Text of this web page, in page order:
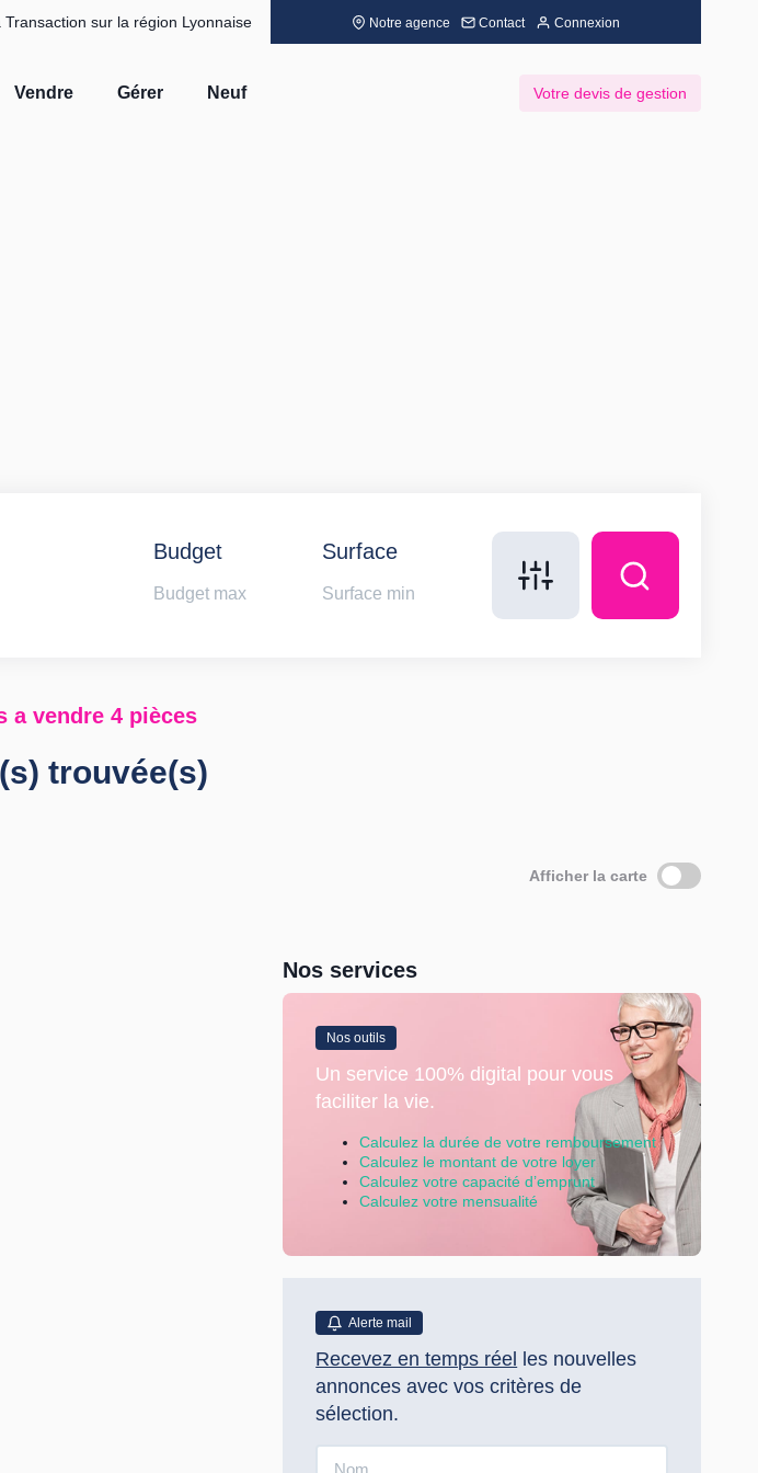
sur la région Lyonnaise Notre agence Contact Connexion
Vendre Gérer Neuf Votre devis de gestion
Budget Surface
a vendre 4 pièces
trouvée(s)
Afficher la carte
Nos services
Nos outils
Un service 100% digital pour vous
faciliter la vie.
Calculez la durée de votre remboursement
Calculez le montant de votre loyer
Calculez votre capacité d’emprunt
Calculez votre mensualité
Alerte mail
Recevez en temps réel
les nouvelles
annonces avec vos critères de
sélection.